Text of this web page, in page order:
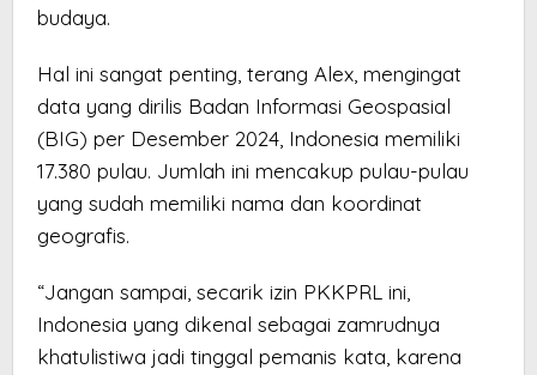
budaya.
Hal ini sangat penting, terang Alex, mengingat
data yang dirilis Badan Informasi Geospasial
(BIG) per Desember 2024, Indonesia memiliki
17.380 pulau. Jumlah ini mencakup pulau-pulau
yang sudah memiliki nama dan koordinat
geografis.
“Jangan sampai, secarik izin PKKPRL ini,
Indonesia yang dikenal sebagai zamrudnya
khatulistiwa jadi tinggal pemanis kata, karena